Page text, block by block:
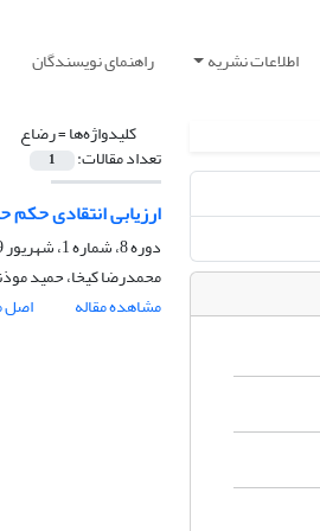
اطلاعات نشریه راهنمای نویسندگان
کلیدواژه‌ها =رضاع
تعداد مقالات: 1
ارزیابی انتقادی
دوره 8، شماره 1، شهریور 1399، صفحه
محمدرضا کیخا، حمید
مشاهده مقاله
اصل